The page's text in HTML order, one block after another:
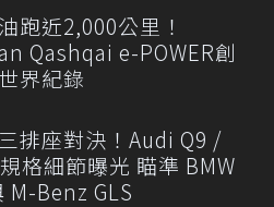
跑近2,000公里！
Qashqai e-POWER創
界紀錄
排座對決！Audi Q9 /
格細節曝光 瞄準 BMW
M-Benz GLS